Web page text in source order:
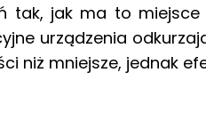
tak, jak ma to
urządzenia
niż mniejsze, jednak